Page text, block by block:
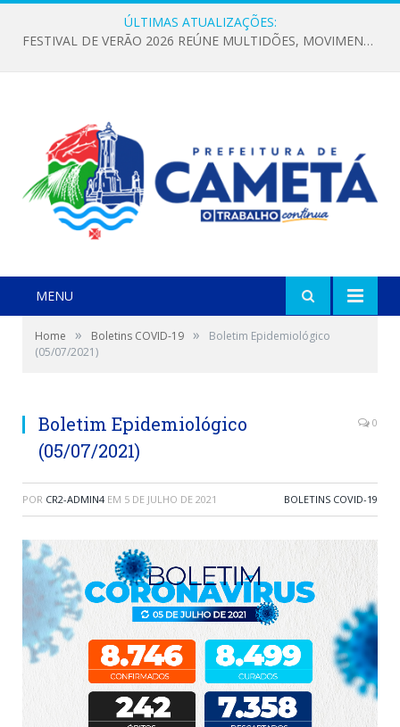
ÚLTIMAS ATUALIZAÇÕES:
FESTIVAL DE VERÃO 2026 REÚNE MULTIDÕES, MOVIMENTA A ECONOMIA E FORTALECE A CULTURA LOCAL
MENU
Home » Boletins COVID-19 »
Boletim Epidemiológico
(05/07/2021)
Boletim Epidemiológico
(05/07/2021)
0
POR CR2-ADMIN4 EM 5 DE JULHO DE 2021 BOLETINS COVID-19